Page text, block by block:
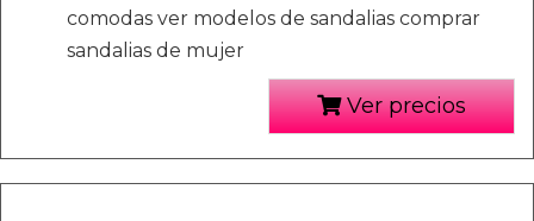
comodas ver modelos de sandalias comprar
sandalias de mujer
Ver precios